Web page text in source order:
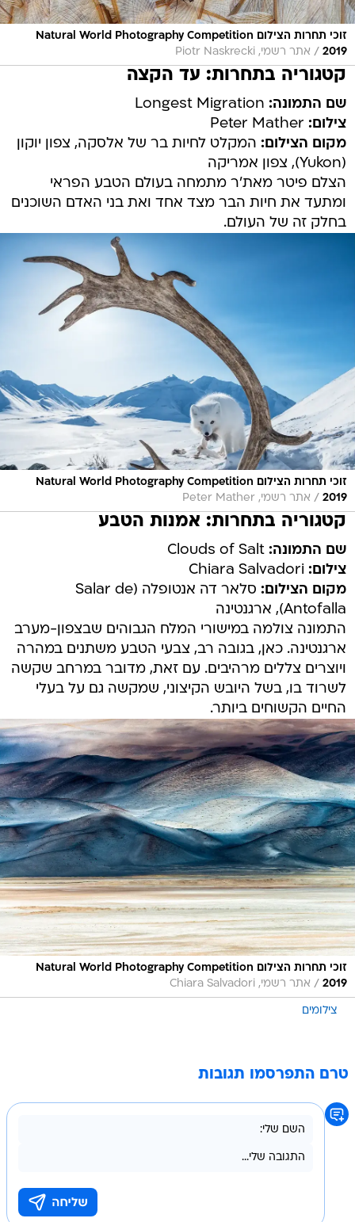
זוכי תחרות הצילום Natural World Photography Competition
2019
/ אתר רשמי, Piotr Naskrecki
קטגוריה בתחרות: עד הקצה
שם התמונה:
צילום:
מקום הצילום: המקלט לחיות בר של אלסקה, צפון יוקון
(Yukon), צפון אמריקה
הצלם פיטר מאת'ר מתמחה בעולם הטבע הפראי
ומתעד את חיות הבר מצד אחד ואת בני האדם השוכנים
בחלק זה של העולם.
זוכי תחרות הצילום Natural World Photography Competition
2019
/ אתר רשמי, Peter Mather
קטגוריה בתחרות: אמנות הטבע
שם התמונה: Clouds of Salt
צילום:
מקום הצילום:
סלאר דה אנטופלה (Salar de
Antofalla), ארגנטינה
התמונה צולמה במישורי המלח הגבוהים שבצפון-מערב
ארגנטינה. כאן, בגובה רב, צבעי הטבע משתנים במהרה
ויוצרים צללים מרהיבים. עם זאת, מדובר במרחב שקשה
לשרוד בו, בשל היובש הקיצוני, שמקשה גם על בעלי
החיים הקשוחים ביותר.
זוכי תחרות הצילום Natural World Photography Competition
2019
/ אתר רשמי, Chiara Salvadori
צילומים
טרם התפרסמו תגובות